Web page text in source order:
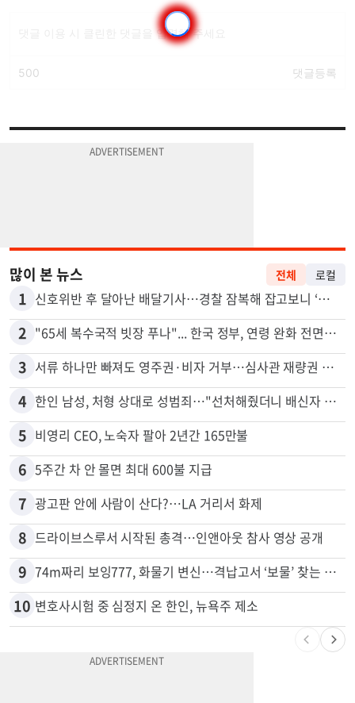
많이 본 뉴스 전체 로컬
1 신호위반 후 달아난 배달기사…경찰 잠복해 잡고보니 ‘반전’
2 "65세 복수국적 빗장 푸나"... 한국 정부, 연령 완화 전면 추진
3 서류 하나만 빠져도 영주권·비자 거부…심사관 재량권 대폭 확대
4 한인 남성, 처형 상대로 성범죄…"선처해줬더니 배신자 취급"
5 비영리 CEO, 노숙자 팔아 2년간 165만불
6 5주간 차 안 몰면 최대 600불 지급
7 광고판 안에 사람이 산다?…LA 거리서 화제
8 드라이브스루서 시작된 총격…인앤아웃 참사 영상 공개
9 74m짜리 보잉777, 화물기 변신…격납고서 ‘보물’ 찾는 인천공항
10 변호사시험 중 심정지 온 한인, 뉴욕주 제소